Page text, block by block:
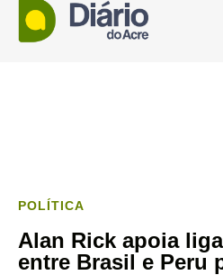
POLÍTICA
Alan Rick apoia
entre Brasil e Peru